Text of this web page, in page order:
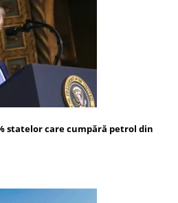
statelor care cumpără petrol din